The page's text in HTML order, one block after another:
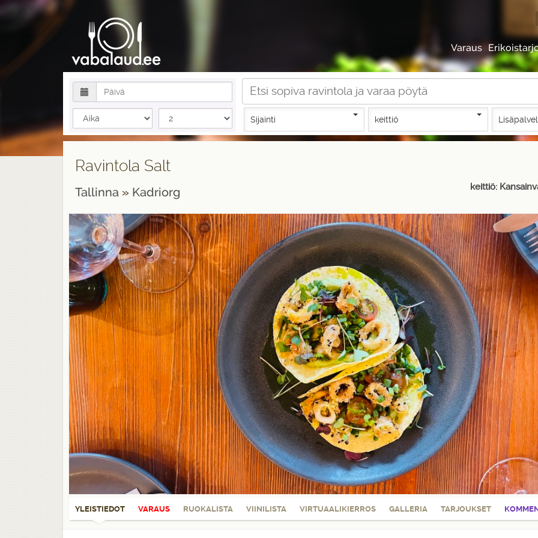
Varaus
Sijainti keittiö
Ravintola Salt
Tallinna » Kadriorg keittiö:
YLEISTIEDOT VARAUS RUOKALISTA VIINILISTA VIRTUAALIKIERROS GALLERIA TARJOUKSET